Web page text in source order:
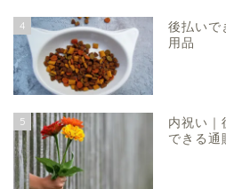
4
後払いで
用品
5
内祝い｜
できる通